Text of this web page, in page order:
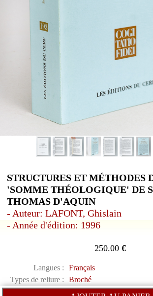
STRUCTURES ET MÉTHODES
'SOMME THÉOLOGIQUE' DE
THOMAS D'AQUIN
- Auteur: LAFONT, Ghislain
- Année d'édition: 1996
250.00 €
Langues :
Français
Types de reliure :
Broché